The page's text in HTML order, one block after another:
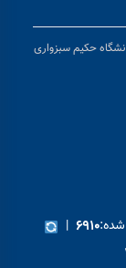
حکیم سبزواری
شده:۶۹۱۰ |